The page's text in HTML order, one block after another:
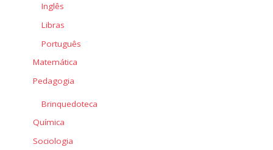
Inglês
Libras
Português
Matemática
Pedagogia
Brinquedoteca
Química
Sociologia